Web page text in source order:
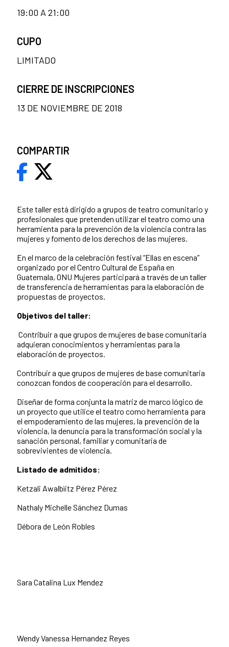
Este taller está dirigido a grupos de teatro comunitario y
profesionales que pretenden utilizar el teatro como una
herramienta para la prevención de la violencia contra las
mujeres y fomento de los derechos de las mujeres.
En el marco de la celebración festival “Ellas en escena”
organizado por el Centro Cultural de España en
Guatemala, ONU Mujeres participará a través de un taller
de transferencia de herramientas para la elaboración de
propuestas de proyectos.
Objetivos del taller:
Contribuir a que grupos de mujeres de base comunitaria
adquieran conocimientos y herramientas para la
elaboración de proyectos.
Contribuir a que grupos de mujeres de base comunitaria
conozcan fondos de cooperación para el desarrollo.
Diseñar de forma conjunta la matriz de marco lógico de
un proyecto que utilice el teatro como herramienta para
el empoderamiento de las mujeres, la prevención de la
violencia, la denuncia para la transformación social y la
sanación personal, familiar y comunitaria de
sobrevivientes de violencia.
Listado de admitidos:
Ketzali Awalbìitz Pérez Pérez
Nathaly Michelle Sánchez Dumas
Débora de León Robles
Sara Catalina Lux Mendez
Wendy Vanessa Hernandez Reyes
19:00 A 21:00
CUPO
LIMITADO
CIERRE DE INSCRIPCIONES
13 DE NOVIEMBRE DE 2018
COMPARTIR